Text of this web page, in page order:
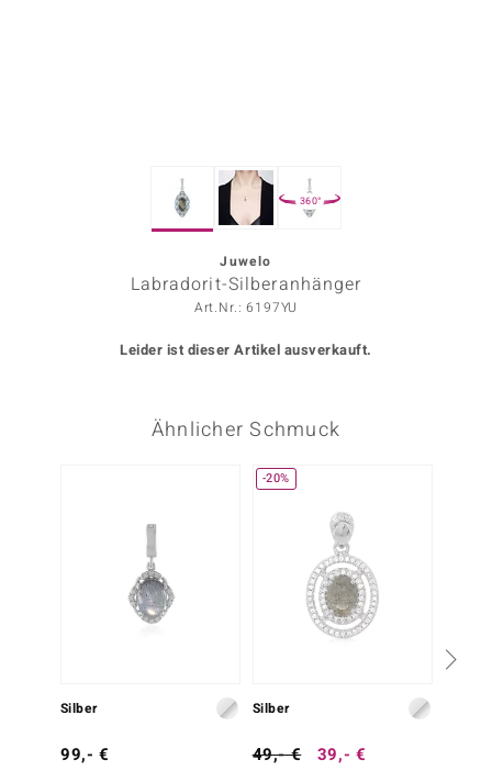
BY DE MELO
360°
Juwelo
Labradorit-Silberanhänger
Art.Nr.: 6197YU
Leider ist dieser Artikel ausverkauft.
Ähnlicher Schmuck
Silber
99,- €
-20%
Silber
49,- € 39,- €